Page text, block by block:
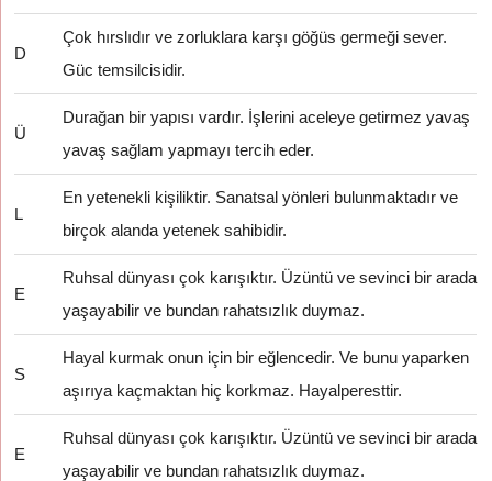
D
Çok hırslıdır ve zorluklara karşı göğüs germeği sever.
Güc temsilcisidir.
Ü
Durağan bir yapısı vardır. İşlerini aceleye getirmez yavaş
yavaş sağlam yapmayı tercih eder.
L
En yetenekli kişiliktir. Sanatsal yönleri bulunmaktadır ve
birçok alanda yetenek sahibidir.
E
Ruhsal dünyası çok karışıktır. Üzüntü ve sevinci bir arada
yaşayabilir ve bundan rahatsızlık duymaz.
S
Hayal kurmak onun için bir eğlencedir. Ve bunu yaparken
aşırıya kaçmaktan hiç korkmaz. Hayalperesttir.
E
Ruhsal dünyası çok karışıktır. Üzüntü ve sevinci bir arada
yaşayabilir ve bundan rahatsızlık duymaz.